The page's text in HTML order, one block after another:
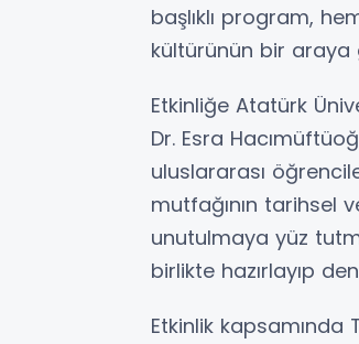
başlıklı program,
kültürünün bir
Etkinliğe Atatürk
Dr. Esra
uluslararası
mutfağının tarihsel
unutulmaya yüz
birlikte hazırlayıp
Etkinlik kapsamında